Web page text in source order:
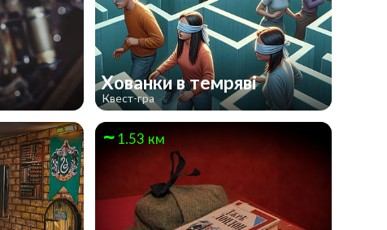
Хованки в темряві
Квест-гра
1.53 км